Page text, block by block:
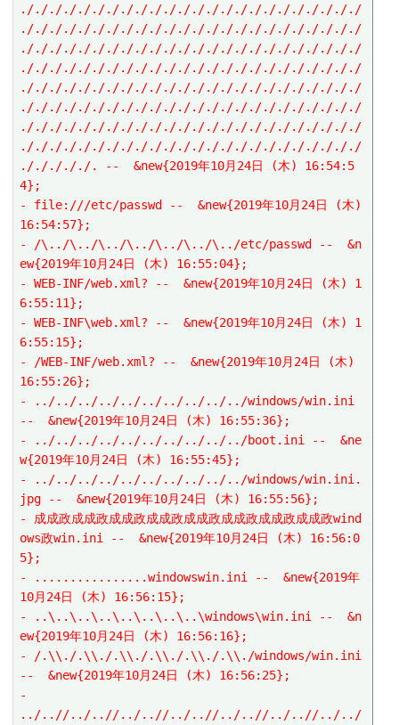
././././././././././././././././././././././././
././././././././././././././././././././././././
././././././././././././././././././././././././
././././././././././././././././././././././././
././././././././././././././././././././././././
././././././././././././././././././././././././
././././././././././././././././././././././././
././././././././././././././././././././././././
./././././. --  &new{2019年10月24日 (木) 16:54:5
4};
- file:///etc/passwd --  &new{2019年10月24日 (木)
16:54:57};
- /\../\../\../\../\../\../\../etc/passwd --  &n
ew{2019年10月24日 (木) 16:55:04};
- WEB-INF/web.xml? --  &new{2019年10月24日 (木) 1
6:55:11};
- WEB-INF\web.xml? --  &new{2019年10月24日 (木) 1
6:55:15};
- /WEB-INF/web.xml? --  &new{2019年10月24日 (木)
16:55:26};
- ../../../../../../../../../../windows/win.ini
--  &new{2019年10月24日 (木) 16:55:36};
- ../../../../../../../../../../boot.ini --  &ne
w{2019年10月24日 (木) 16:55:45};
- ../../../../../../../../../../windows/win.ini.
jpg --  &new{2019年10月24日 (木) 16:55:56};
- 成成政成成政成成政成成政成成政成成政成成政成成政wind
ows政win.ini --  &new{2019年10月24日 (木) 16:56:0
5};
- ................windowswin.ini --  &new{2019年
10月24日 (木) 16:56:15};
- ..\..\..\..\..\..\..\..\windows\win.ini --  &n
ew{2019年10月24日 (木) 16:56:16};
- /.\\./.\\./.\\./.\\./.\\./.\\./windows/win.ini
--  &new{2019年10月24日 (木) 16:56:25};
-
../..//../..//../..//../..//../..//../..//../../